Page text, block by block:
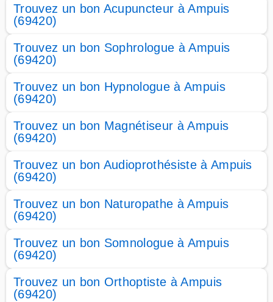
Trouvez un bon Acupuncteur à Ampuis
(69420)
Trouvez un bon Sophrologue à Ampuis
(69420)
Trouvez un bon Hypnologue à Ampuis
(69420)
Trouvez un bon Magnétiseur à Ampuis
(69420)
Trouvez un bon Audioprothésiste à Ampuis
(69420)
Trouvez un bon Naturopathe à Ampuis
(69420)
Trouvez un bon Somnologue à Ampuis
(69420)
Trouvez un bon Orthoptiste à Ampuis
(69420)